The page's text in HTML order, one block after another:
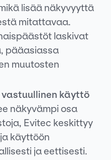
lisää näkyvyyttä
mitattavaa.
laskivat
pääasiassa
muutosten
käyttö
näkyvämpi osa
Evitec keskittyy
käyttöön
ja eettisesti.